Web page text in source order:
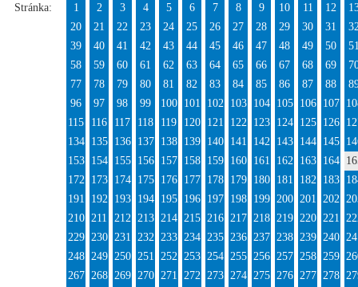
Stránka: 1 2 3 4 5 6 7 8 9 10 11 12
20
21 22 23 24 25 26 27 28 29 30 31
39
40 41 42 43 44 45 46 47 48 49 50
58
59 60 61 62 63 64 65 66 67 68 69
77
78 79 80 81 82 83 84 85 86 87 88
96
97 98 99 100 101 102 103 104 105 106 107
115
116 117 118 119 120 121 122 123 124 125 126
134
135 136 137 138 139 140 141 142 143 144 145
153
154 155 156 157 158 159 160 161 162 163 164
172
173 174 175 176 177 178 179 180 181 182 183
191
192 193 194 195 196 197 198 199 200 201 202
210 211 212 213 214 215 216 217 218 219 220 221
229 230 231 232 233 234 235 236 237 238 239 240
248 249 250 251 252 253 254 255 256 257 258 259
267 268 269 270 271 272 273 274 275 276 277 278